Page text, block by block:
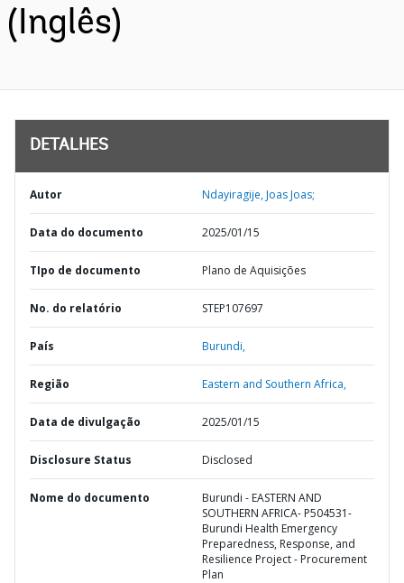
(Inglês)
DETALHES
Autor Ndayiragije, Joas Joas;
Data do documento 2025/01/15
TIpo de documento Plano de Aquisições
No. do relatório STEP107697
País Burundi,
Região Eastern and Southern Africa,
Data de divulgação 2025/01/15
Disclosure Status Disclosed
Nome do documento
Burundi - EASTERN AND
SOUTHERN AFRICA- P504531-
Burundi Health Emergency
Preparedness, Response, and
Resilience Project - Procurement
Plan